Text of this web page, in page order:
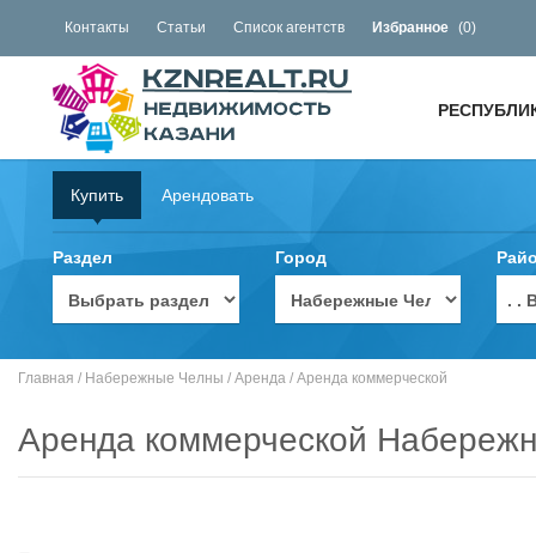
Контакты Статьи Список агентств Избранное (0)
Купить Арендовать
Раздел Город
. .
Главная / Набережные Челны / Аренда / Аренда коммерческой
Аренда коммерческой